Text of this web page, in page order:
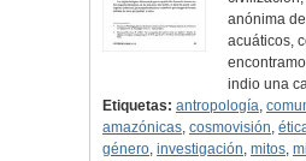
anónima
acuáticos,
indio una
Etiquetas: antropología,
amazónicas, cosmovisión,
género, investigación, mitos,